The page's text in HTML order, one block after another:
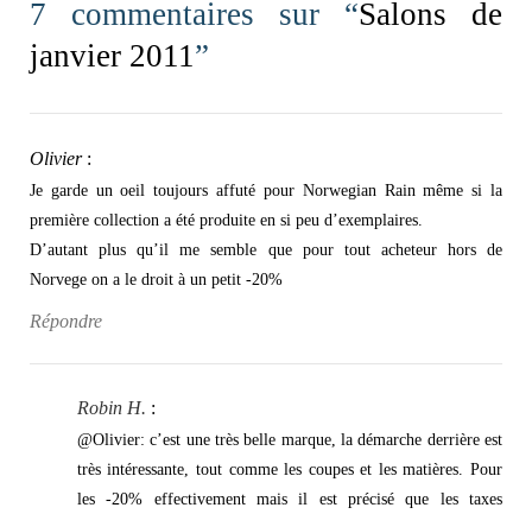
7 commentaires sur “Salons de
janvier 2011”
Olivier :
Je garde un oeil toujours affuté pour Norwegian Rain même si la
première collection a été produite en si peu d’exemplaires.
D’autant plus qu’il me semble que pour tout acheteur hors de
Norvege on a le droit à un petit -20%
Répondre
Robin H. :
@Olivier: c’est une très belle marque, la démarche derrière est
très intéressante, tout comme les coupes et les matières. Pour
les -20% effectivement mais il est précisé que les taxes